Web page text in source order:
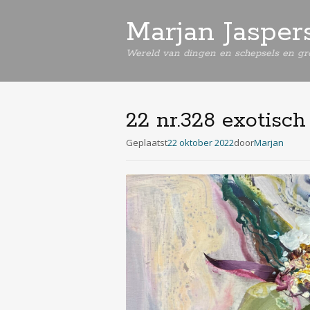
Marjan
Wereld van dingen en schepsels en
22 nr.328
Geplaatst22 oktober 2022doorMarjan